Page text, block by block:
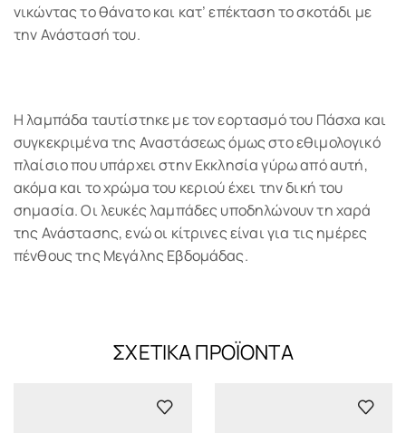
νικώντας το θάνατο και κατ’ επέκταση το σκοτάδι με
την Ανάστασή του.
Η λαμπάδα ταυτίστηκε με τον εορτασμό του Πάσχα και
συγκεκριμένα της Αναστάσεως όμως στο εθιμολογικό
πλαίσιο που υπάρχει στην Εκκλησία γύρω από αυτή,
ακόμα και το χρώμα του κεριού έχει την δική του
σημασία. Οι λευκές λαμπάδες υποδηλώνουν τη χαρά
της Ανάστασης, ενώ οι κίτρινες είναι για τις ημέρες
πένθους της Μεγάλης Εβδομάδας.
ΣΧΕΤΙΚΆ ΠΡΟΪΌΝΤΑ